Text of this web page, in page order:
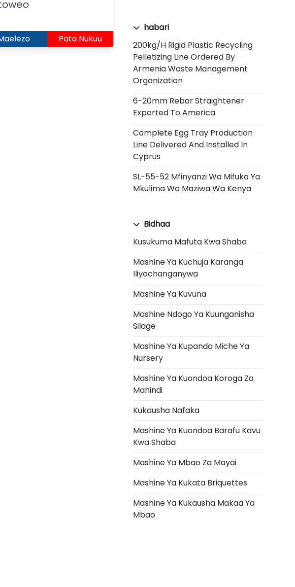
habari
200kg/h Rigid Plastic Recycling
Pelletizing Line Ordered By
Armenia Waste Management
Organization
6-20mm Rebar Straightener
Exported To America
Complete Egg Tray Production
Line Delivered And Installed In
Cyprus
SL-55-52 Mfinyanzi Wa Mifuko Ya
Mkulima Wa Maziwa Wa Kenya
Bidhaa
Kusukuma Mafuta Kwa Shaba
Mashine Ya Kuchuja Karanga
Iliyochanganywa
Mashine Ya Kuvuna
Mashine Ndogo Ya Kuunganisha
Silage
Mashine Ya Kupanda Miche Ya
Nursery
Mashine Ya Kuondoa Koroga Za
Mahindi
Kukausha Nafaka
Mashine Ya Kuondoa Barafu Kavu
Kwa Shaba
Mashine Ya Mbao Za Mayai
Mashine Ya Kukata Briquettes
Mashine Ya Kukausha Makaa Ya
Mbao
Pata Nukuu
Greek